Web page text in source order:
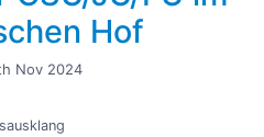
Hof
Nov 2024